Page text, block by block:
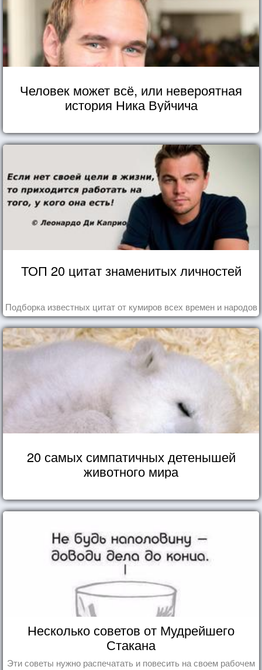
Человек может всё, или невероятная
история Ника Вуйчича
ТОП 20 цитат знаменитых личностей
Подборка известных цитат от кумиров всех времен и народов
20 самых симпатичных детенышей
животного мира
Несколько советов от Мудрейшего
Стакана
Эти советы нужно распечатать и повесить на своем рабочем